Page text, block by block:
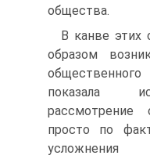
общества.
В канве этих
образом
общественного
показала
рассмотрение
просто по
усложнения